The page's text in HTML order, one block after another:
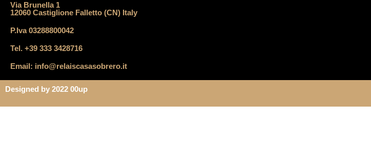
Via Brunella 1
12060 Castiglione Falletto (CN) Italy
P.Iva 03288800042
Tel. +39 333 3428716
Email: info@relaiscasasobrero.it
Designed by 2022 00up